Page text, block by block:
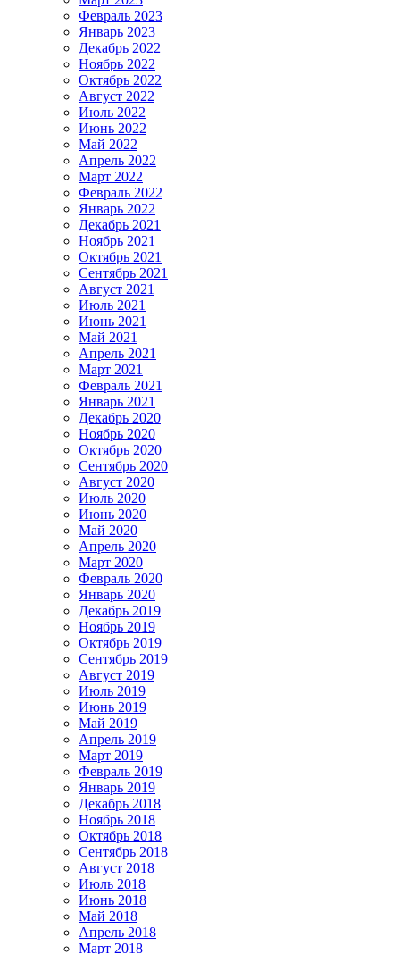
Февраль 2023
Январь 2023
Декабрь 2022
Ноябрь 2022
Октябрь 2022
Август 2022
Июль 2022
Июнь 2022
Май 2022
Апрель 2022
Март 2022
Февраль 2022
Январь 2022
Декабрь 2021
Ноябрь 2021
Октябрь 2021
Сентябрь 2021
Август 2021
Июль 2021
Июнь 2021
Май 2021
Апрель 2021
Март 2021
Февраль 2021
Январь 2021
Декабрь 2020
Ноябрь 2020
Октябрь 2020
Сентябрь 2020
Август 2020
Июль 2020
Июнь 2020
Май 2020
Апрель 2020
Март 2020
Февраль 2020
Январь 2020
Декабрь 2019
Ноябрь 2019
Октябрь 2019
Сентябрь 2019
Август 2019
Июль 2019
Июнь 2019
Май 2019
Апрель 2019
Март 2019
Февраль 2019
Январь 2019
Декабрь 2018
Ноябрь 2018
Октябрь 2018
Сентябрь 2018
Август 2018
Июль 2018
Июнь 2018
Май 2018
Апрель 2018
Март 2018